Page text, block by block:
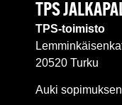
TPS
TPS-toimisto
20520 Turku
Auki